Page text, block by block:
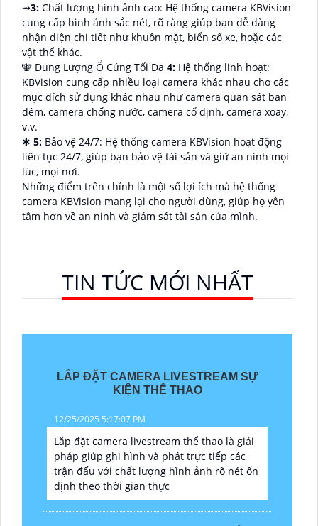
⇝3: Chất lượng hình ảnh cao: Hệ thống camera KBVision
cung cấp hình ảnh sắc nét, rõ ràng giúp bạn dễ dàng
nhận diện chi tiết như khuôn mặt, biển số xe, hoặc các
vật thể khác.
🕎 Dung Lượng Ổ Cứng Tối Đa 4: Hệ thống linh hoạt:
KBVision cung cấp nhiều loại camera khác nhau cho các
mục đích sử dụng khác nhau như camera quan sát ban
đêm, camera chống nước, camera cố định, camera xoay,
v.v.
✱ 5: Bảo vệ 24/7: Hệ thống camera KBVision hoạt động
liên tục 24/7, giúp bạn bảo vệ tài sản và giữ an ninh mọi
lúc, mọi nơi.
Những điểm trên chính là một số lợi ích mà hệ thống
camera KBVision mang lại cho người dùng, giúp họ yên
tâm hơn về an ninh và giám sát tài sản của mình.
TIN TỨC MỚI NHẤT
LẮP ĐẶT CAMERA LIVESTREAM SỰ
KIỆN THỂ THAO
12/25/2025 5:17:07 PM
Lắp đặt camera livestream thể thao là giải
pháp giúp ghi hình và phát trực tiếp các
trận đấu với chất lượng hình ảnh rõ nét ổn
định theo thời gian thực